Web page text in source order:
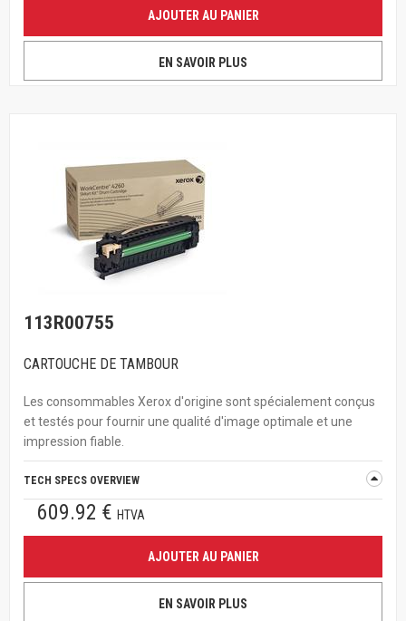
AJOUTER AU PANIER
EN SAVOIR PLUS
113R00755
CARTOUCHE DE TAMBOUR
Les consommables Xerox d'origine sont spécialement conçus
et testés pour fournir une qualité d'image optimale et une
impression fiable.
TECH SPECS OVERVIEW
609.92 € HTVA
AJOUTER AU PANIER
EN SAVOIR PLUS